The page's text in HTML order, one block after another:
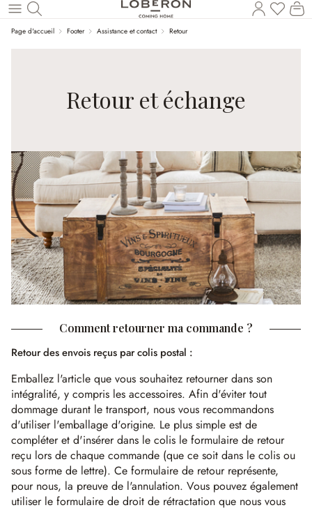
Revenir au contenu principal
Vous
Page d'accueil Footer Assistance et contact Retour
Retour et échange
Comment retourner ma commande ?
Retour des envois reçus par colis postal :
Emballez l'article que vous souhaitez retourner dans son
intégralité, y compris les accessoires. Afin d'éviter tout
dommage durant le transport, nous vous recommandons
d'utiliser l'emballage d'origine. Le plus simple est de
compléter et d'insérer dans le colis le formulaire de retour
reçu lors de chaque commande (que ce soit dans le colis ou
sous forme de lettre). Ce formulaire de retour représente,
pour nous, la preuve de l'annulation. Vous pouvez également
utiliser le formulaire de droit de rétractation que nous vous